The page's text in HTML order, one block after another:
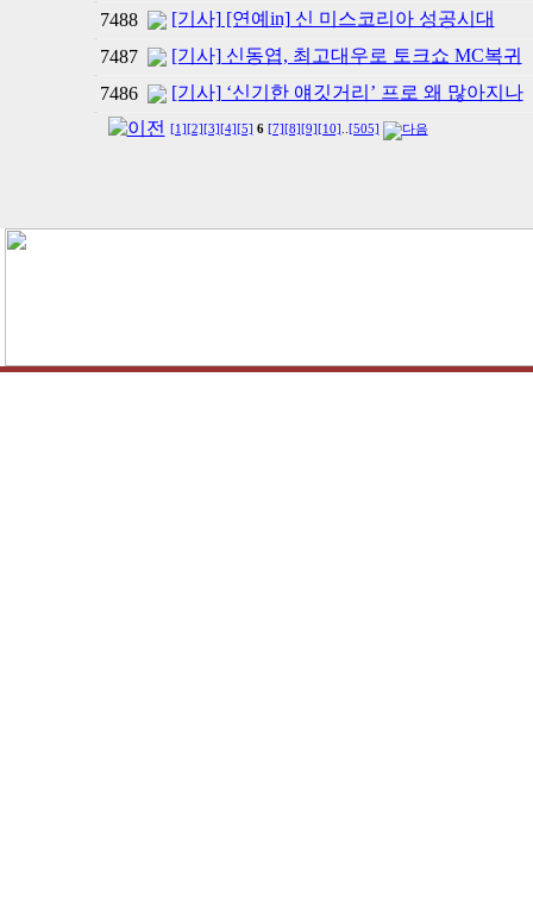
7488
[기사] [연예in] 신 미스코리아 성공시대
7487
[기사] 신동엽, 최고대우로 토크쇼 MC복귀
7486
[기사] ‘신기한 얘깃거리’ 프로 왜 많아지나
[1] [2] [3] [4] [5] 6 [7] [8] [9] [10] [505]